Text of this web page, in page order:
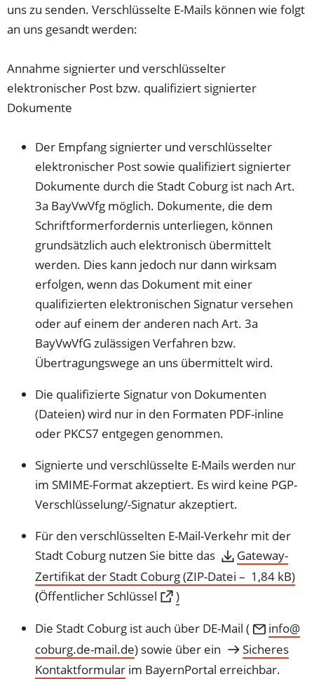
uns zu senden. Verschlüsselte E-Mails können wie folgt
an uns gesandt werden:
Annahme signierter und verschlüsselter
elektronischer Post bzw. qualifiziert signierter
Dokumente
Der Empfang signierter und verschlüsselter
elektronischer Post sowie qualifiziert signierter
Dokumente durch die Stadt Coburg ist nach Art.
3a BayVwVfg möglich. Dokumente, die dem
Schriftformerfordernis unterliegen, können
grundsätzlich auch elektronisch übermittelt
werden. Dies kann jedoch nur dann wirksam
erfolgen, wenn das Dokument mit einer
qualifizierten elektronischen Signatur versehen
oder auf einem der anderen nach Art. 3a
BayVwVfG zulässigen Verfahren bzw.
Übertragungswege an uns übermittelt wird.
Die qualifizierte Signatur von Dokumenten
(Dateien) wird nur in den Formaten PDF-inline
oder PKCS7 entgegen genommen.
Signierte und verschlüsselte E-Mails werden nur
im SMIME-Format akzeptiert. Es wird keine PGP-
Verschlüsselung/-Signatur akzeptiert.
Für den verschlüsselten E-Mail-Verkehr mit der
Stadt Coburg nutzen Sie bitte das
Gateway-
Zertifikat der Stadt Coburg ZIP-Datei
1,84 kB
(Öffentlicher Schlüssel )
(Öffnet
einem
neuen
Die Stadt Coburg ist auch über DE-Mail (
info
coburg.de-mail de) sowie über ein
Sicheres
Kontaktformular im BayernPortal erreichbar.